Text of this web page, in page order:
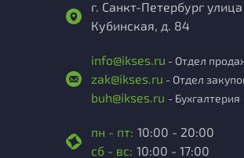
г. Санкт-Петербург улица
Кубинская, д. 84
info@ikses.ru - Отдел
zak@ikses.ru - Отдел
buh@ikses.ru - Бухгалтерия
пн - пт: 10:00 - 20:00
сб - вс: 10:00 - 17:00